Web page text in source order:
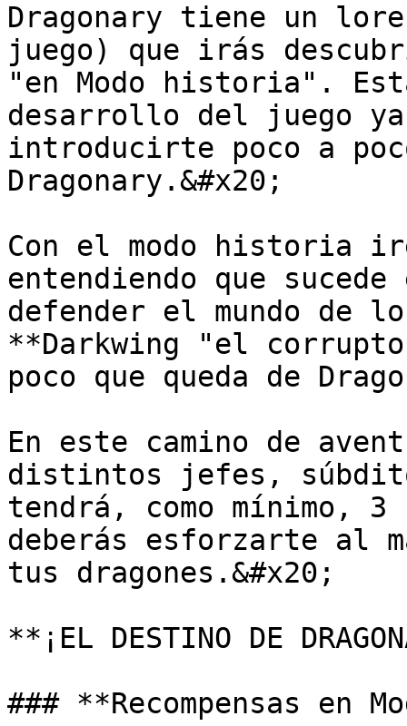
Dragonary tiene un
juego) que irás
"en Modo historia".
desarrollo del juego
introducirte poco a
Dragonary.&#x20;
Con el modo historia
entendiendo que sucede
defender el mundo de
**Darkwing "el
poco que queda de
En este camino de
distintos jefes,
tendrá, como mínimo,
deberás esforzarte al
tus dragones.&#x20;
**¡EL DESTINO DE
### **Recompensas en